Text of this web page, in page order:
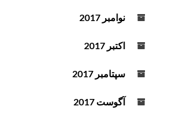
نوامبر 2017
اکتبر 2017
سپتامبر 2017
آگوست 2017